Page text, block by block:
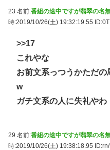
23 名前:番組の途中ですが翡翠の名
時:2019/10/26(土) 19:32:19.55
>>17
これやな
お前文系っつうかただの
w
ガチ文系の人に失礼やわ
29 名前:番組の途中ですが翡翠の名
時:2019/10/26(土) 19:38:18.95